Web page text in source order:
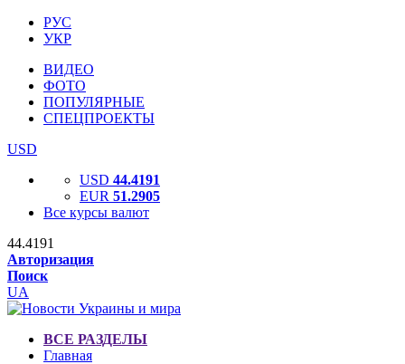
РУС
УКР
ВИДЕО
ФОТО
ПОПУЛЯРНЫЕ
СПЕЦПРОЕКТЫ
USD
USD 44.4191
EUR 51.2905
Все курсы валют
44.4191
Авторизация
Поиск
UA
ВСЕ РАЗДЕЛЫ
Главная